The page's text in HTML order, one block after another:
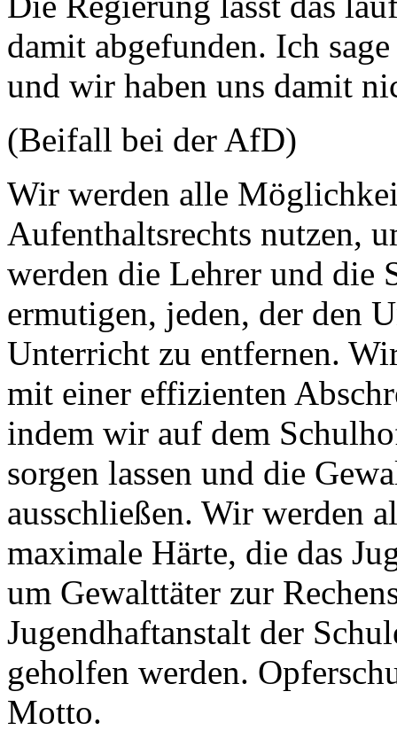
damit abgefunden. Ich
und wir haben uns damit
(Beifall bei der AfD)
Wir werden alle
Aufenthaltsrechts nutzen,
werden die Lehrer und die
ermutigen, jeden, der den
Unterricht zu entfernen.
mit einer effizienten
indem wir auf dem
sorgen lassen und die
ausschließen. Wir werden
maximale Härte, die das
um Gewalttäter zur
Jugendhaftanstalt der
geholfen werden.
Motto.